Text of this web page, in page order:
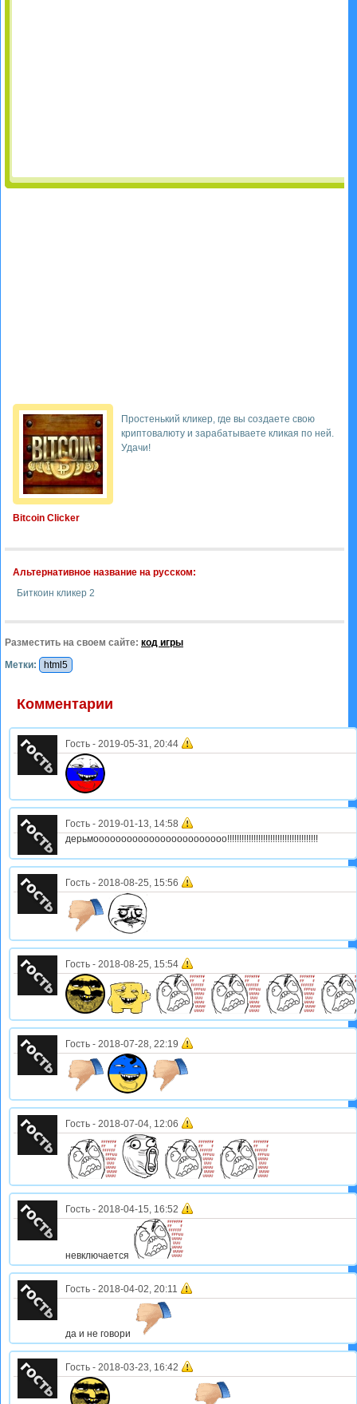
Bitcoin Clicker
Простенький кликер, где вы создаете свою
криптовалюту и зарабатываете кликая по ней.
Удачи!
Альтернативное название на русском:
Биткоин кликер 2
Разместить на своем сайте: код игры
Метки:
html5
Комментарии
Гость - 2019-05-31, 20:44
Гость - 2019-01-13, 14:58
дерьмоооооооооооооооооооооооо!!!!!!!!!!!!!!!!!!!!!!!!!!!!!!!!!!!!!!
Гость - 2018-08-25, 15:56
Гость - 2018-08-25, 15:54
Гость - 2018-07-28, 22:19
Гость - 2018-07-04, 12:06
Гость - 2018-04-15, 16:52
невключается
Гость - 2018-04-02, 20:11
да и не говори
Гость - 2018-03-23, 16:42